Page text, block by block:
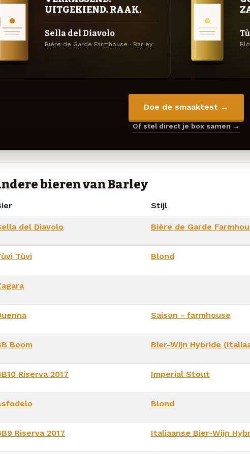
UITGEKIEND. RAAK.
Sella del Diavolo
Bière de Garde Farmhouse · Barley
Doe de smaaktest →
Of stel direct je box samen →
bieren van Barley
Stijl
del Diavolo Bière de Garde
Tùvi Blond
Saison - farmhouse
Boom Bier-Wijn Hybride
Riserva 2017 Imperial Stout
Blond
Riserva 2017 Italiaanse Bier-Wijn